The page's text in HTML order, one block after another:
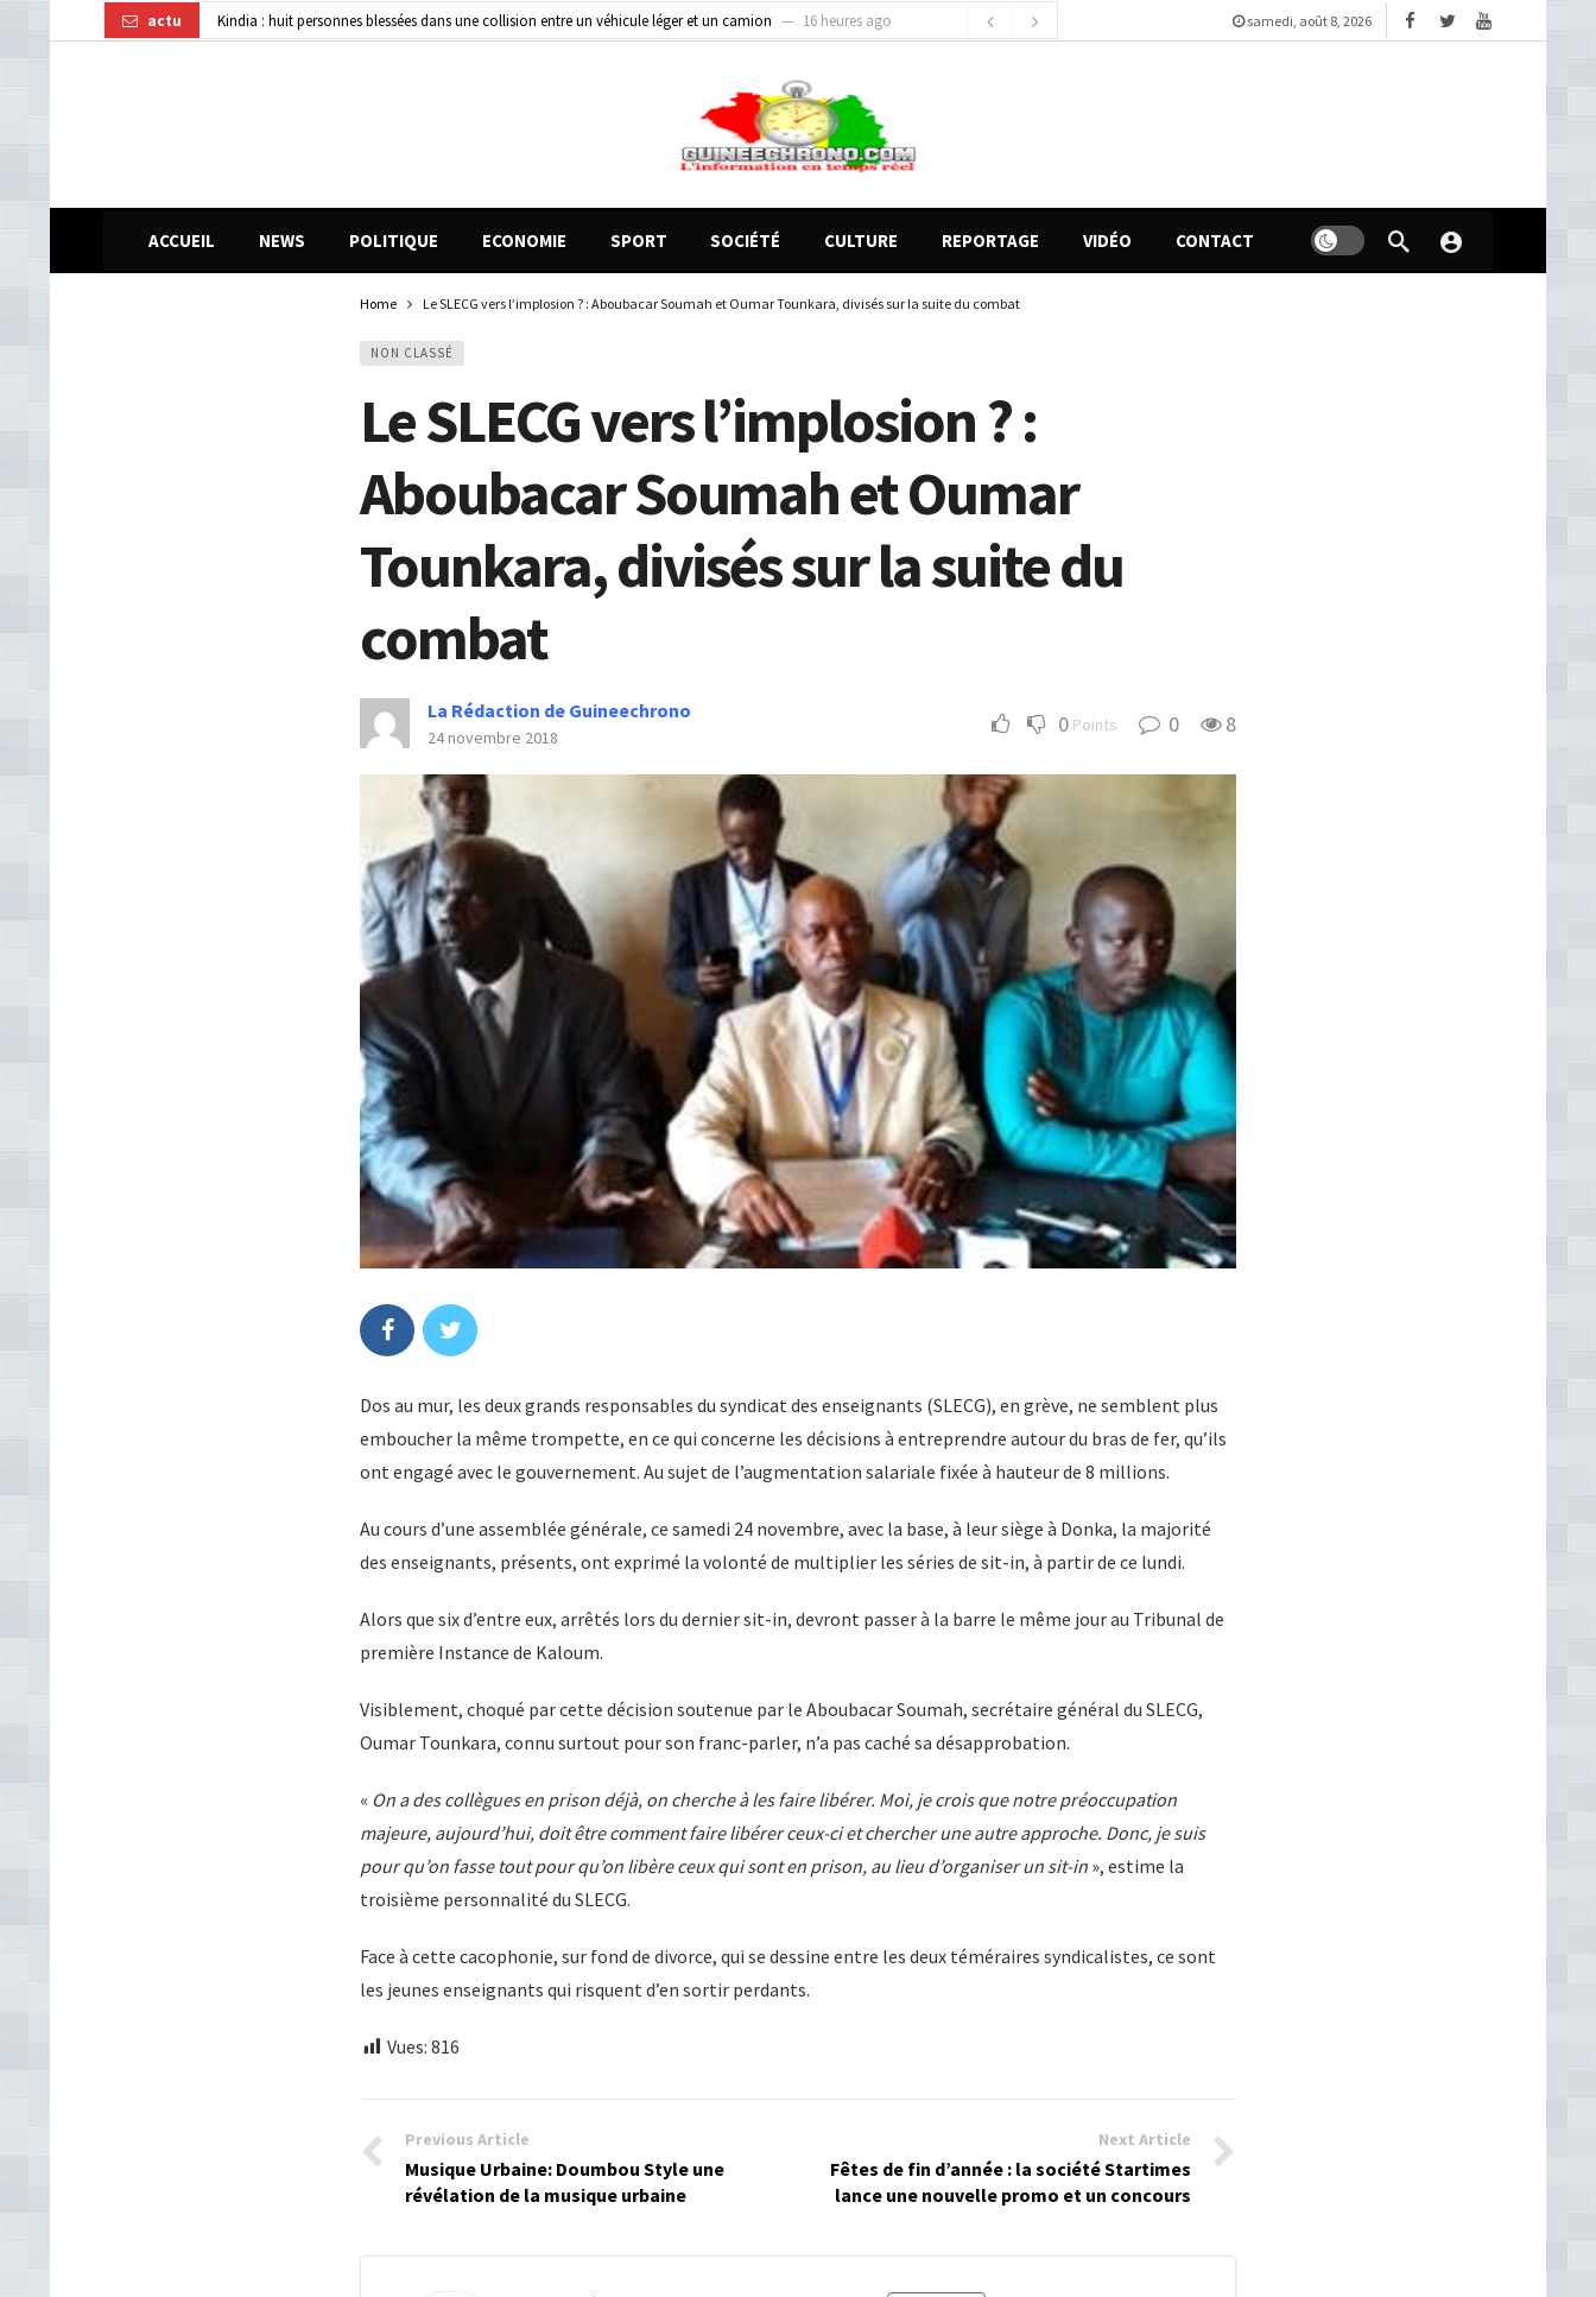
actu Kindia : huit personnes blessées dans une collision entre un véhicule léger et un camion
16 heures ago
Guinée : 11 présumés membres d’un réseau de vol de motos présentés, 12 engins saisis par les Services spéciaux
samedi, août 8, 2026
ACCUEIL NEWS POLITIQUE ECONOMIE SPORT SOCIÉTÉ CULTURE REPORTAGE VIDÉO CONTACT
Home Le SLECG vers l’implosion ? : Aboubacar Soumah et Oumar Tounkara, divisés sur la suite du combat
NON CLASSÉ
Le SLECG vers l’implosion ? :
Aboubacar Soumah et Oumar
Tounkara, divisés sur la suite du
combat
La Rédaction de Guineechrono
24 novembre 2018 0 Points 0 8
Dos au mur, les deux grands responsables du syndicat des enseignants (SLECG), en grève, ne semblent plus
emboucher la même trompette, en ce qui concerne les décisions à entreprendre autour du bras de fer, qu’ils
ont engagé avec le gouvernement. Au sujet de l’augmentation salariale fixée à hauteur de 8 millions.
Au cours d’une assemblée générale, ce samedi 24 novembre, avec la base, à leur siège à Donka, la majorité
des enseignants, présents, ont exprimé la volonté de multiplier les séries de sit-in, à partir de ce lundi.
Alors que six d’entre eux, arrêtés lors du dernier sit-in, devront passer à la barre le même jour au Tribunal de
première Instance de Kaloum.
Visiblement, choqué par cette décision soutenue par le Aboubacar Soumah, secrétaire général du SLECG,
Oumar Tounkara, connu surtout pour son franc-parler, n’a pas caché sa désapprobation.
« On a des collègues en prison déjà, on cherche à les faire libérer. Moi, je crois que notre préoccupation
majeure, aujourd’hui, doit être comment faire libérer ceux-ci et chercher une autre approche. Donc, je suis
pour qu’on fasse tout pour qu’on libère ceux qui sont en prison, au lieu d’organiser un sit-in », estime la
troisième personnalité du SLECG.
Face à cette cacophonie, sur fond de divorce, qui se dessine entre les deux téméraires syndicalistes, ce sont
les jeunes enseignants qui risquent d’en sortir perdants.
Vues: 816
Previous Article
Musique Urbaine: Doumbou Style une
révélation de la musique urbaine
Next Article
Fêtes de fin d’année : la société Startimes
lance une nouvelle promo et un concours